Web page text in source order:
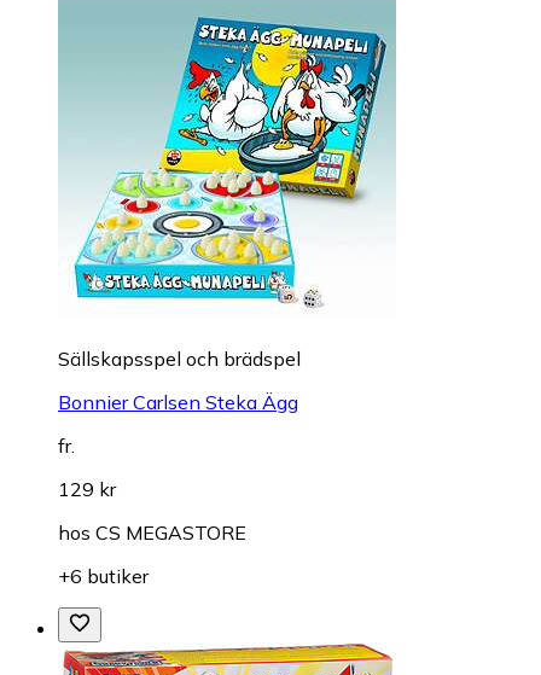
Sällskapsspel och brädspel
Bonnier Carlsen Steka Ägg
fr.
129 kr
hos CS MEGASTORE
+6 butiker